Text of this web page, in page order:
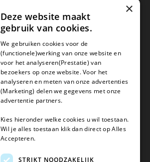
×
Deze website maakt
gebruik van cookies.
We gebruiken cookies voor de
(functionele)werking van onze website en
voor het analyseren(Prestatie) van
bezoekers op onze website. Voor het
analyseren en meten van onze advertenties
(Marketing) delen we gegevens met onze
advertentie partners.
Kies hieronder welke cookies u wil toestaan.
Wil je alles toestaan klik dan direct op Alles
Accepteren.
STRIKT NOODZAKELIJK